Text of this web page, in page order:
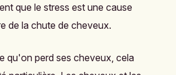
que le stress est une cause
de la chute de cheveux.
qu'on perd ses cheveux, cela